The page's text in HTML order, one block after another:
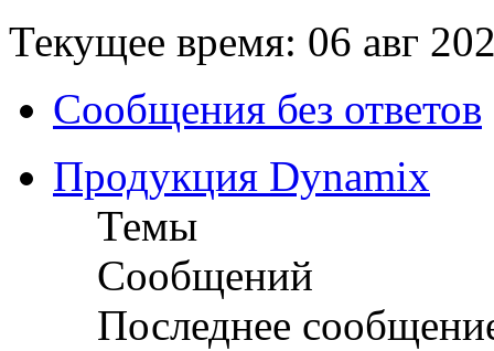
Текущее время: 06 авг
Сообщения без ответов
Продукция Dynamix
Темы
Сообщений
Последнее